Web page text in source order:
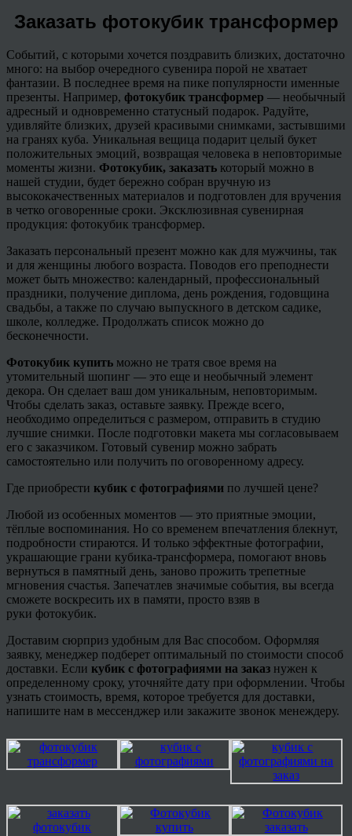
Заказать фотокубик трансформер
Событий, с которыми хочется поздравить близких, достаточно
много: на выбор очередного сувенира порой не хватает
фантазии. В последнее время на пике популярности именные
презенты. Например, фотокубик трансформер — необычный
адресный и одновременно статусный подарок. Радуйте,
удивляйте близких, друзей красивыми снимками, застывшими
на гранях куба. Уникальная вещица подарит целый букет
положительных эмоций, возвращая человека в неповторимые
моменты жизни. Фотокубик, заказать который можно в
нашей студии, будет бережно собран вручную из
высококачественных материалов и подготовлен для вручения
в четко оговоренные сроки. Эксклюзивная сувенирная
продукция: фотокубик трансформер.
Заказать персональный презент можно как для мужчины, так
и для женщины любого возраста. Поводов его преподнести
может быть множество: календарный, профессиональный
праздники, получение диплома, день рождения, годовщина
свадьбы, а также по случаю выпускного в детском садике,
школе, колледже. Продолжать список можно до
бесконечности.
Фотокубик купить можно не тратя свое время на
утомительный шопинг — это еще и необычный элемент
декора. Он сделает ваш дом уникальным, неповторимым.
Чтобы сделать заказ, оставьте заявку. Прежде всего,
необходимо определиться с размером, отправить в студию
лучшие снимки. После подготовки макета мы согласовываем
его с заказчиком. Готовый сувенир можно забрать
самостоятельно или получить по оговоренному адресу.
Где приобрести кубик с фотографиями по лучшей цене?
Любой из особенных моментов — это приятные эмоции,
тёплые воспоминания. Но со временем впечатления блекнут,
подробности стираются. И только эффектные фотографии,
украшающие грани кубика-трансформера, помогают вновь
вернуться в памятный день, заново прожить трепетные
мгновения счастья. Запечатлев значимые события, вы всегда
сможете воскресить их в памяти, просто взяв в
руки фотокубик.
Доставим сюрприз удобным для Вас способом. Оформляя
заявку, менеджер подберет оптимальный по стоимости способ
доставки. Если кубик с фотографиями на заказ нужен к
определенному сроку, уточняйте дату при оформлении. Чтобы
узнать стоимость, время, которое требуется для доставки,
напишите нам в мессенджер или закажите звонок менеждеру.